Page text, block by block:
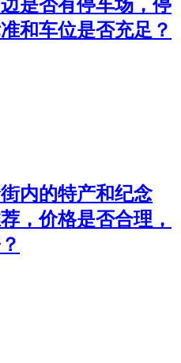
是否有停车场，停
和车位是否充足？
内的特产和纪念
，价格是否合理，